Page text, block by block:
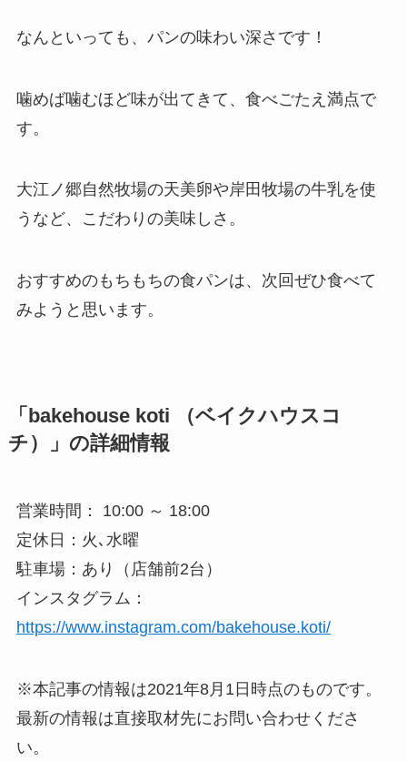
なんといっても、パンの味わい深さです！
噛めば噛むほど味が出てきて、食べごたえ満点で
す。
大江ノ郷自然牧場の天美卵や岸田牧場の牛乳を使
うなど、こだわりの美味しさ。
おすすめのもちもちの食パンは、次回ぜひ食べて
みようと思います。
「bakehouse koti （ベイクハウスコ
チ）」の詳細情報
営業時間： 10:00 ～ 18:00
定休日：火､水曜
駐車場：あり（店舗前2台）
インスタグラム：
https://www.instagram.com/bakehouse.koti/
※本記事の情報は2021年8月1日時点のものです。
最新の情報は直接取材先にお問い合わせくださ
い。